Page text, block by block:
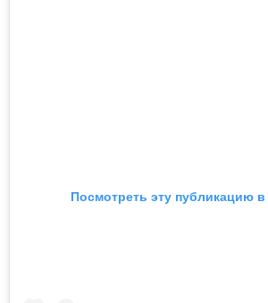
Посмотреть эту публикацию